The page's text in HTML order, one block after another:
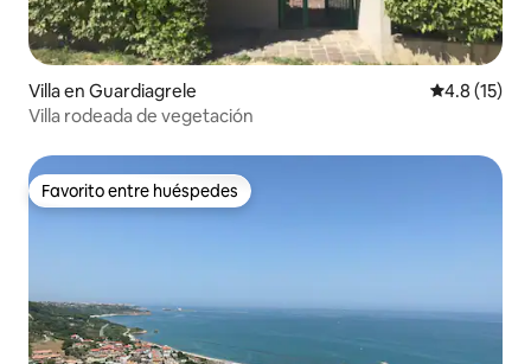
Villa en Guardiagrele Calificación
4.8 (15)
Villa rodeada de vegetación
Favorito entre huéspedes
Favorito entre huéspedes